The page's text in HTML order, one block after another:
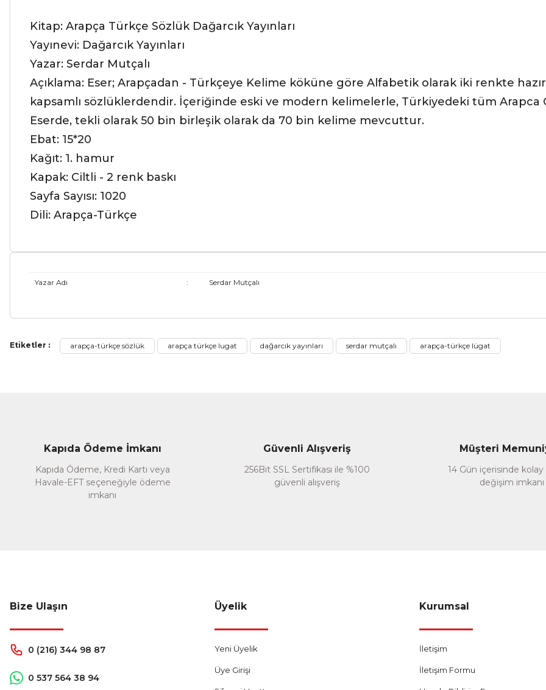
Kitap: Arapça Türkçe Sözlük Dağarcık Yayınları
Yayınevi: Dağarcık Yayınları
Yazar: Serdar Mutçalı
Açıklama: Eser; Arapçadan - Türkçeye Kelime köküne göre Alfabetik olarak iki renkte
kapsamlı sözlüklerdendir. İçeriğinde eski ve modern kelimelerle, Türkiyedeki tüm
Eserde, tekli olarak 50 bin birleşik olarak da 70 bin kelime mevcuttur.
Ebat: 15*20
Kağıt: 1. hamur
Kapak: Ciltli - 2 renk baskı
Sayfa Sayısı: 1020
Dili: Arapça-Türkçe
Yazar Adı : Serdar Mutçalı
Bu ürünün fiyat bilgisi, resim, ürün açıklamalarında ve diğer konularda yetersiz gördüğünüz noktaları öneri formunu kullanarak
Görüş ve önerileriniz için teşekkür ederiz.
Bu ürüne benzer farklı alternatifler olmalı.
Etiketler : arapça-türkçe sözlük arapça türkçe lugat dağarcık yayınları serdar mutçalı arapça-türkçe lügat
Kapıda Ödeme İmkanı
Kapıda Ödeme, Kredi Kartı veya
Havale-EFT seçeneğiyle ödeme
imkanı
Güvenli Alışveriş
256Bit SSL Sertifikası ile %100
güvenli alışveriş
Müşteri
14 Gün içerisinde kolay
değişim imkanı
Bize Ulaşın
0 (216) 344 98 87
0 537 564 38 94
Üyelik
Yeni Üyelik
Üye Girişi
Kurumsal
İletişim
İletişim Formu